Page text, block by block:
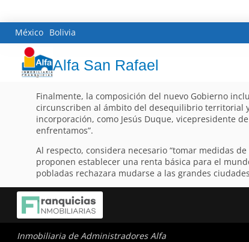
México Bolivia
Alfa San Rafael
Finalmente, la composición del nuevo Gobierno
circunscriben al ámbito del desequilibrio territorial
incorporación, como Jesús Duque, vicepresidente
enfrentamos”.
Al respecto, considera necesario “tomar medidas
proponen establecer una renta básica para el
pobladas rechazara mudarse a las grandes
Inmobiliaria de Administradores Alfa